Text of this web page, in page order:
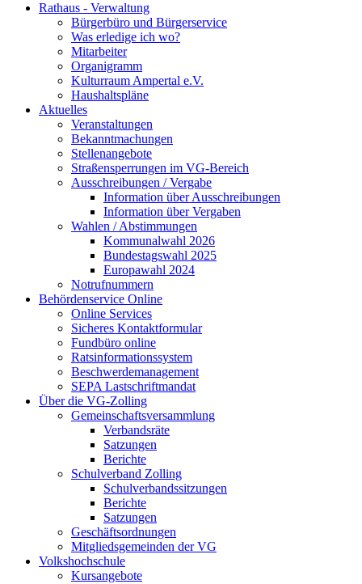
Rathaus - Verwaltung
Bürgerbüro und Bürgerservice
Was erledige ich wo?
Mitarbeiter
Organigramm
Kulturraum Ampertal e.V.
Haushaltspläne
Aktuelles
Veranstaltungen
Bekanntmachungen
Stellenangebote
Straßensperrungen im VG-Bereich
Ausschreibungen / Vergabe
Information über Ausschreibungen
Information über Vergaben
Wahlen / Abstimmungen
Kommunalwahl 2026
Bundestagswahl 2025
Europawahl 2024
Notrufnummern
Behördenservice Online
Online Services
Sicheres Kontaktformular
Fundbüro online
Ratsinformationssystem
Beschwerdemanagement
SEPA Lastschriftmandat
Über die VG-Zolling
Gemeinschaftsversammlung
Verbandsräte
Satzungen
Berichte
Schulverband Zolling
Schulverbandssitzungen
Berichte
Satzungen
Geschäftsordnungen
Mitgliedsgemeinden der VG
Volkshochschule
Kursangebote